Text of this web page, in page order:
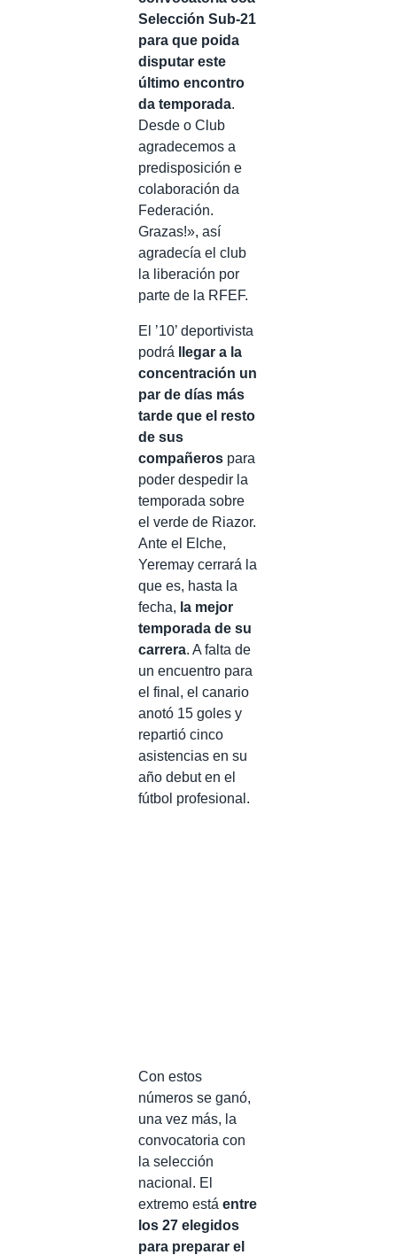
Selección Sub-21
para que poida
disputar este
último encontro
da temporada.
Desde o Club
agradecemos a
predisposición e
colaboración da
Federación.
Grazas!», así
agradecía el club
la liberación por
parte de la RFEF.
El ’10’ deportivista
podrá
llegar a la
concentración un
par de días más
tarde que el resto
de sus
compañeros para
poder despedir la
temporada sobre
el verde de Riazor.
Ante el Elche,
Yeremay cerrará la
que es, hasta la
fecha, la mejor
temporada de su
carrera. A falta de
un encuentro para
el final, el canario
anotó 15 goles y
repartió cinco
asistencias en su
año debut en el
fútbol profesional.
Con estos
números se ganó,
una vez más, la
convocatoria con
la selección
nacional. El
extremo está entre
los 27 elegidos
para preparar el